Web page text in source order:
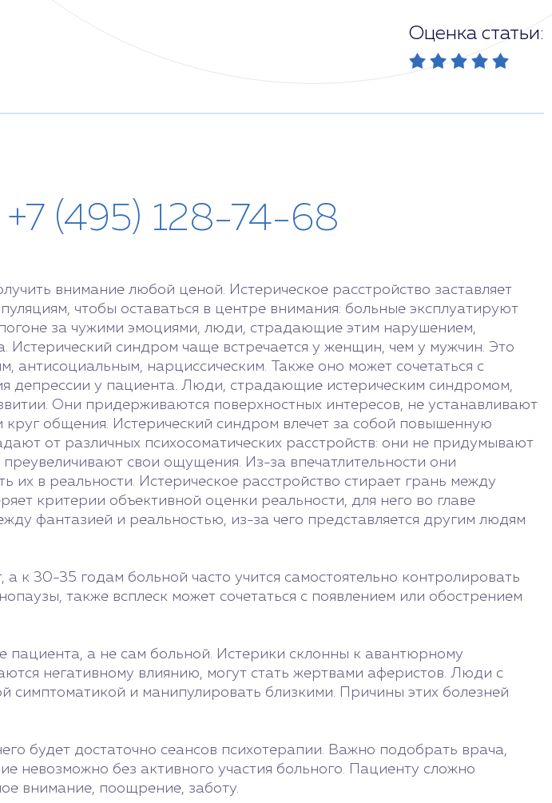
Оценка статьи:
+7 (495) 128-74-68
внимание любой ценой. Истерическое расстройство заставляет
чтобы оставаться в центре внимания: больные эксплуатируют
за чужими эмоциями, люди, страдающие этим нарушением,
синдром чаще встречается у женщин, чем у мужчин. Это
антисоциальным, нарциссическим. Также оно может сочетаться с
депрессии у пациента. Люди, страдающие истерическим синдромом,
Они придерживаются поверхностных интересов, не устанавливают
общения. Истерический синдром влечет за собой повышенную
от различных психосоматических расстройств: они не придумывают
свои ощущения. Из-за впечатлительности они
в реальности. Истерическое расстройство стирает грань между
критерии объективной оценки реальности, для него во главе
фантазией и реальностью, из-за чего представляется другим людям
к 30-35 годам больной часто учится самостоятельно контролировать
также всплеск может сочетаться с появлением или обострением
пациента, а не сам больной. Истерики склонны к авантюрному
негативному влиянию, могут стать жертвами аферистов. Люди с
симптоматикой и манипулировать близкими. Причины этих болезней
будет достаточно сеансов психотерапии. Важно подобрать врача,
невозможно без активного участия больного. Пациенту сложно
внимание, поощрение, заботу.